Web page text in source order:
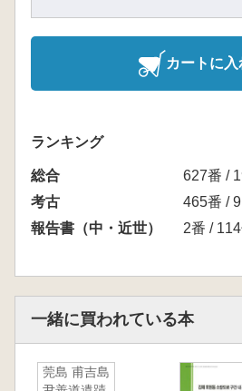
カートに入
ランキング
総合
627番 /
考古
465番 /
報告書（中・近世）
2番 /
一緒に買われている本
莞島 甫吉島